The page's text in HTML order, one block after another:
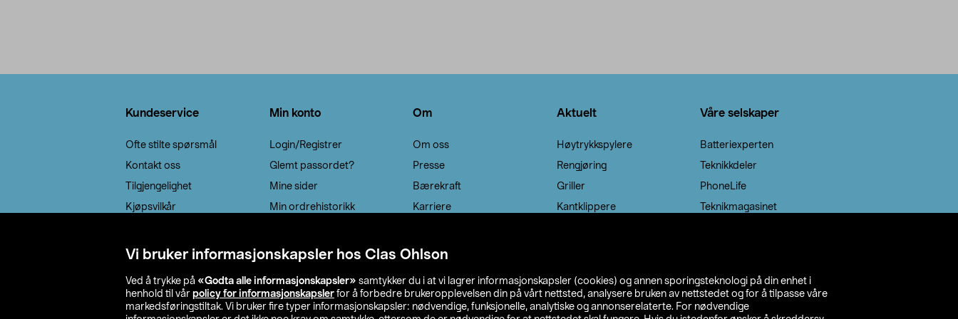
Vi bruker informasjonskapsler hos Clas Ohlson
Ved å trykke på «Godta alle informasjonskapsler» samtykker du i at vi lagrer informasjonskapsler (cookies) og annen sporingsteknologi på din enhet i
henhold til vår policy for informasjonskapsler for å forbedre brukeropplevelsen din på vårt nettsted, analysere bruken av nettstedet og for å tilpasse våre
markedsføringstiltak. Vi bruker fire typer informasjonskapsler: nødvendige, funksjonelle, analytiske og annonserelaterte. For nødvendige
Kundeservice
Ofte stilte spørsmål
Kontakt oss
Tilgjengelighet
Kjøpsvilkår
EE-avfall
Leveringsalternativ
Min konto
Login/Registrer
Glemt passordet?
Mine sider
Min ordrehistorikk
Om
Om oss
Presse
Bærekraft
Karriere
Aktuelt
Høytrykkspylere
Rengjøring
Griller
Kantklippere
Våre selskaper
Batteriexperten
Teknikkdeler
PhoneLife
Teknikmagasinet